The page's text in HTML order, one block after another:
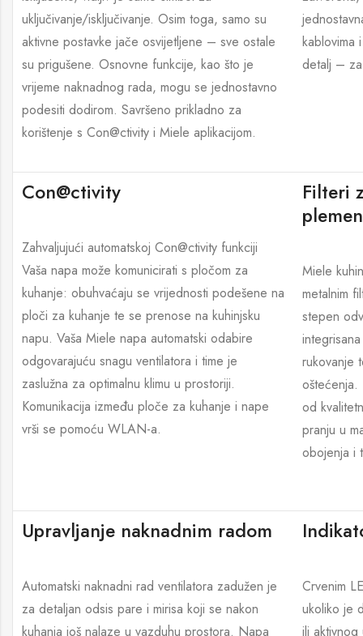
uključivanje/isključivanje. Osim toga, samo su
aktivne postavke jače osvijetljene – sve ostale
su prigušene. Osnovne funkcije, kao što je
vrijeme naknadnog rada, mogu se jednostavno
podesiti dodirom. Savršeno prikladno za
korištenje s Con@ctivity i Miele aplikacijom.
kablovima
detalj –
Con@ctivity
Zahvaljujući automatskoj Con@ctivity funkciji
Vaša napa može komunicirati s pločom za
kuhanje: obuhvaćaju se vrijednosti podešene na
ploči za kuhanje te se prenose na kuhinjsku
napu. Vaša Miele napa automatski odabire
odgovarajuću snagu ventilatora i time je
zaslužna za optimalnu klimu u prostoriji.
Komunikacija između ploče za kuhanje i nape
vrši se pomoću WLAN-a.
Filteri
Miele
metalnim
stepen
rukovanje
oštećenja.
od
pranju u
obojenja i
Upravljanje naknadnim radom
Automatski naknadni rad ventilatora zadužen je
za detaljan odsis pare i mirisa koji se nakon
kuhanja još nalaze u vazduhu prostora. Napa
Crvenim
ukoliko je
ili